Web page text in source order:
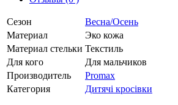
Сезон
Весна/Осень
Материал
Эко кожа
Материал стельки Текстиль
Для кого
Для мальчиков
Производитель
Promax
Категория
Дитячі кросівки